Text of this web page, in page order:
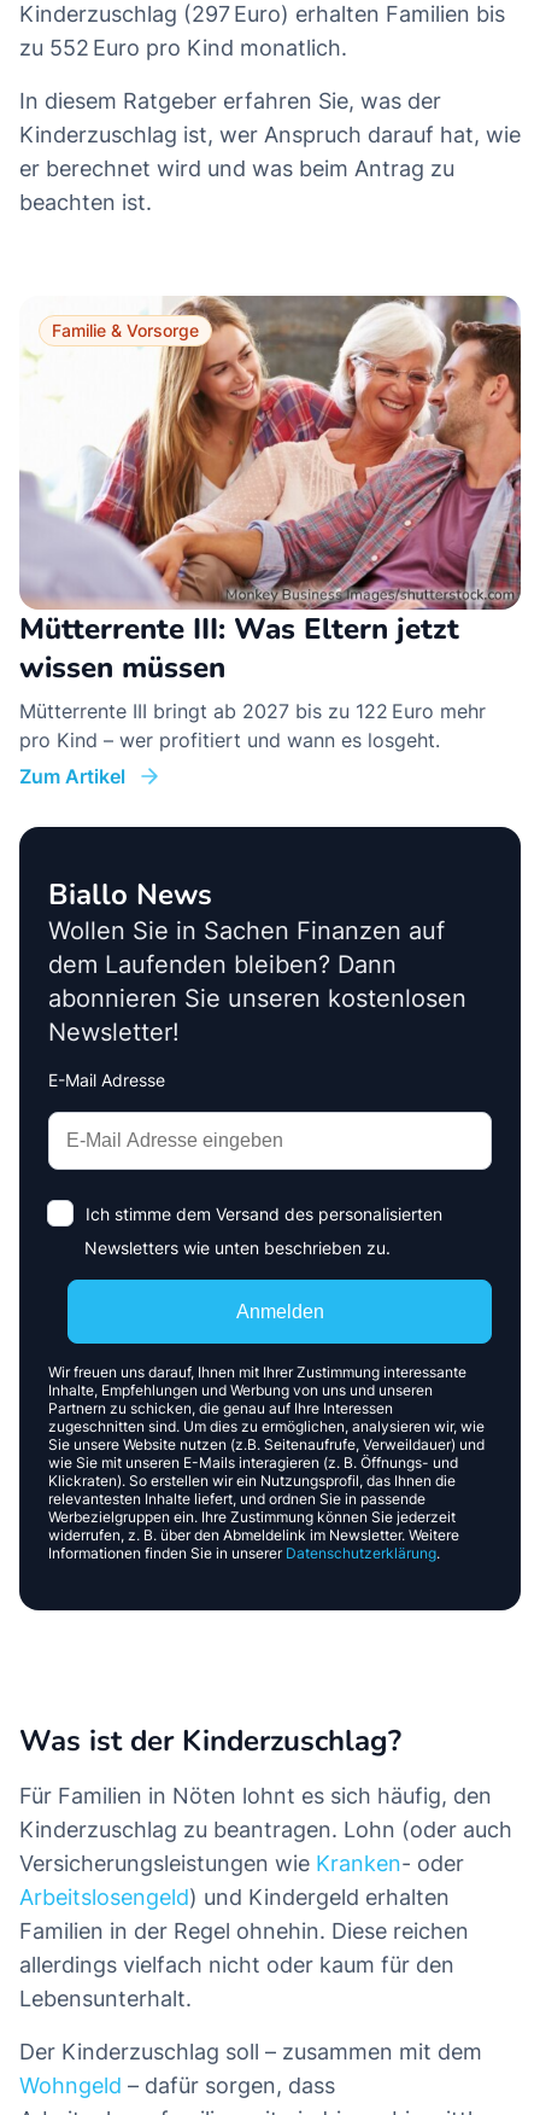
Kinderzuschlag (297 Euro) erhalten Familien bis
zu 552 Euro pro Kind monatlich.
In diesem Ratgeber erfahren Sie, was der
Kinderzuschlag ist, wer Anspruch darauf hat, wie
er berechnet wird und was beim Antrag zu
beachten ist.
Familie & Vorsorge
Mütterrente III: Was Eltern jetzt
wissen müssen
Mütterrente III bringt ab 2027 bis zu 122 Euro mehr
pro Kind – wer profitiert und wann es losgeht.
Zum Artikel
Biallo News
Wollen Sie in Sachen Finanzen auf
dem Laufenden bleiben? Dann
abonnieren Sie unseren kostenlosen
Newsletter!
E-Mail Adresse
Interests
Amount
Anmelden
Ich stimme dem Versand des personalisierten
Newsletters wie unten beschrieben zu.
Wir freuen uns darauf, Ihnen mit Ihrer Zustimmung interessante
Inhalte, Empfehlungen und Werbung von uns und unseren
Partnern zu schicken, die genau auf Ihre Interessen
zugeschnitten sind. Um dies zu ermöglichen, analysieren wir, wie
Sie unsere Website nutzen (z.B. Seitenaufrufe, Verweildauer) und
wie Sie mit unseren E-Mails interagieren (z. B. Öffnungs- und
Klickraten). So erstellen wir ein Nutzungsprofil, das Ihnen die
relevantesten Inhalte liefert, und ordnen Sie in passende
Werbezielgruppen ein. Ihre Zustimmung können Sie jederzeit
widerrufen, z. B. über den Abmeldelink im Newsletter. Weitere
Informationen finden Sie in unserer Datenschutzerklärung.
Was ist der Kinderzuschlag?
Für Familien in Nöten lohnt es sich häufig, den
Kinderzuschlag zu beantragen. Lohn (oder auch
Versicherungsleistungen wie Kranken- oder
Arbeitslosengeld) und Kindergeld erhalten
Familien in der Regel ohnehin. Diese reichen
allerdings vielfach nicht oder kaum für den
Lebensunterhalt.
Der Kinderzuschlag soll – zusammen mit dem
Wohngeld – dafür sorgen, dass